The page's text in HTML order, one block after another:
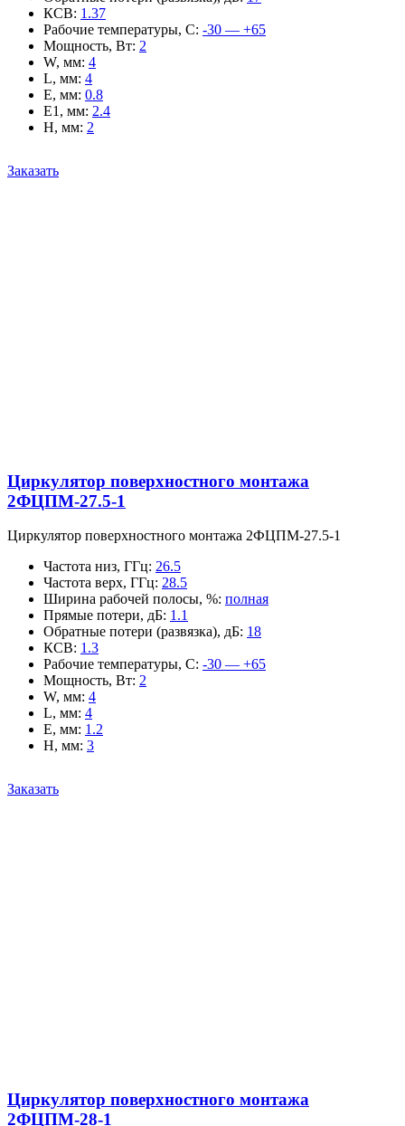
КСВ: 1.37
Рабочие температуры, С: -30 — +65
Мощность, Вт: 2
W, мм: 4
L, мм: 4
E, мм: 0.8
E1, мм: 2.4
H, мм: 2
Заказать
Циркулятор поверхностного монтажа
2ФЦПМ-27.5-1
Циркулятор поверхностного монтажа 2ФЦПМ-27.5-1
Частота низ, ГГц: 26.5
Частота верх, ГГц: 28.5
Ширина рабочей полосы, %: полная
Прямые потери, дБ: 1.1
Обратные потери (развязка), дБ: 18
КСВ: 1.3
Рабочие температуры, С: -30 — +65
Мощность, Вт: 2
W, мм: 4
L, мм: 4
E, мм: 1.2
H, мм: 3
Заказать
Циркулятор поверхностного монтажа
2ФЦПМ-28-1